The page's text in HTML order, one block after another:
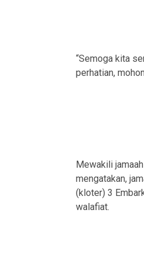
“Semoga kita
perhatian,
Mewakili
mengatakan,
(kloter) 3
walafiat.